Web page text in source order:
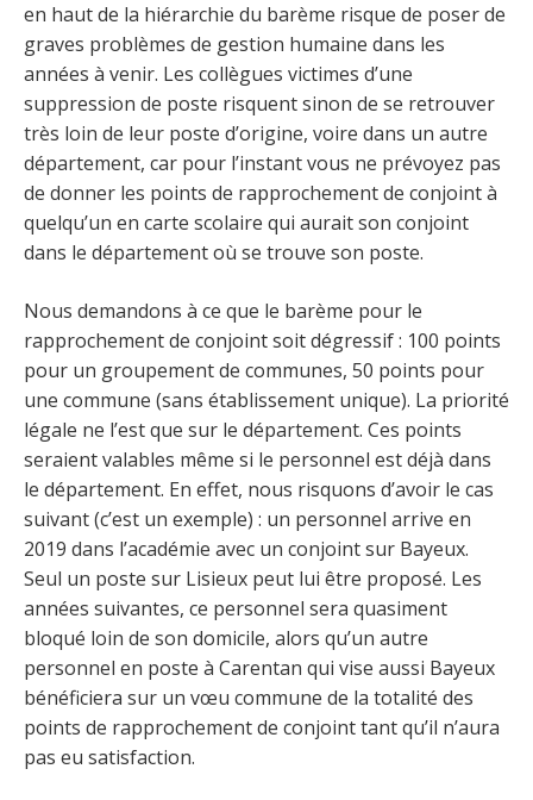
en haut de la hiérarchie du barème risque de poser de
graves problèmes de gestion humaine dans les
années à venir. Les collègues victimes d’une
suppression de poste risquent sinon de se retrouver
très loin de leur poste d’origine, voire dans un autre
département, car pour l’instant vous ne prévoyez pas
de donner les points de rapprochement de conjoint à
quelqu’un en carte scolaire qui aurait son conjoint
dans le département où se trouve son poste.
Nous demandons à ce que le barème pour le
rapprochement de conjoint soit dégressif : 100 points
pour un groupement de communes, 50 points pour
une commune (sans établissement unique). La priorité
légale ne l’est que sur le département. Ces points
seraient valables même si le personnel est déjà dans
le département. En effet, nous risquons d’avoir le cas
suivant (c’est un exemple) : un personnel arrive en
2019 dans l’académie avec un conjoint sur Bayeux.
Seul un poste sur Lisieux peut lui être proposé. Les
années suivantes, ce personnel sera quasiment
bloqué loin de son domicile, alors qu’un autre
personnel en poste à Carentan qui vise aussi Bayeux
bénéficiera sur un vœu commune de la totalité des
points de rapprochement de conjoint tant qu’il n’aura
pas eu satisfaction.